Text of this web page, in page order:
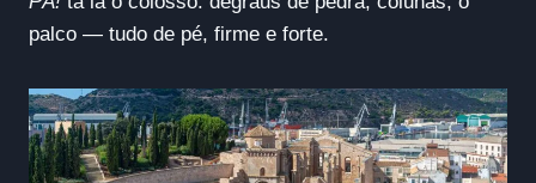
palco — tudo de pé, firme e forte.